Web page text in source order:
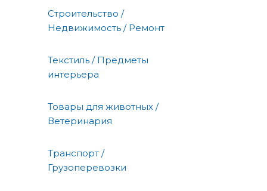
Строительство /
Недвижимость / Ремонт
Текстиль / Предметы
интерьера
Товары для животных /
Ветеринария
Транспорт /
Грузоперевозки